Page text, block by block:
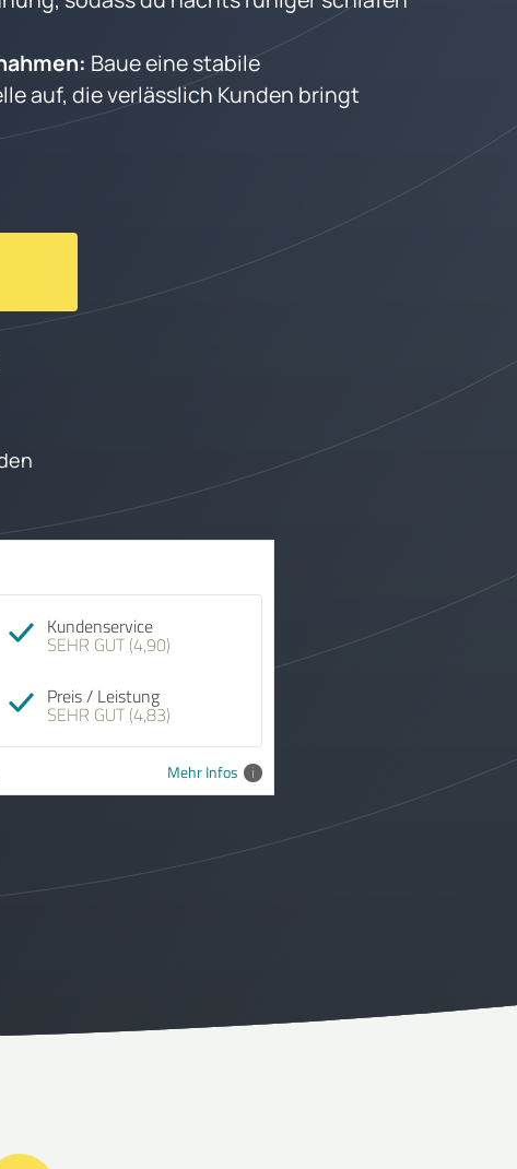
Baue eine stabile
auf, die verlässlich Kunden bringt
Kundenservice
SEHR GUT (4,90)
Preis / Leistung
SEHR GUT (4,83)
Mehr Infos